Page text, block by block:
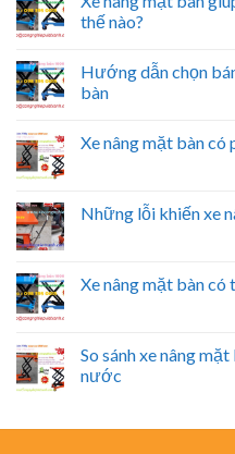
thế nào?
Hướng dẫn chọn
bàn
Xe nâng mặt bàn có
Những lỗi khiến xe
Xe nâng mặt bàn có
So sánh xe nâng
nước